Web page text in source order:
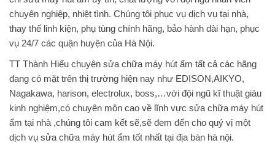
chuyên nghiệp, nhiệt tình. Chúng tôi phục vụ dịch vụ tại nhà,
thay thế linh kiện, phụ tùng chính hãng, bảo hành dài hạn, phục
vụ 24/7 các quận huyện của Hà Nội.
TT Thành Hiếu chuyên sửa chữa máy hút ẩm tất cả các hãng
đang có mặt trên thị trường hiện nay như EDISON,AIKYO,
Nagakawa, harison, electrolux, boss,…với đội ngũ kĩ thuật giàu
kinh nghiệm,có chuyên môn cao về lĩnh vực sửa chữa máy hút
ẩm tại nhà ,chúng tôi cam kết sẽ,sẽ đem đến cho quý vị một
dịch vụ sửa chữa máy hút ẩm tốt nhất tại địa bàn hà nội.